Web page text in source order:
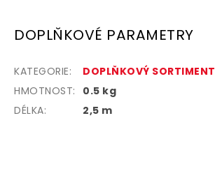
DOPLŇKOVÉ PARAMETRY
KATEGORIE:
DOPLŇKOVÝ SORTIMENT
HMOTNOST:
0.5 kg
DÉLKA:
2,5 m